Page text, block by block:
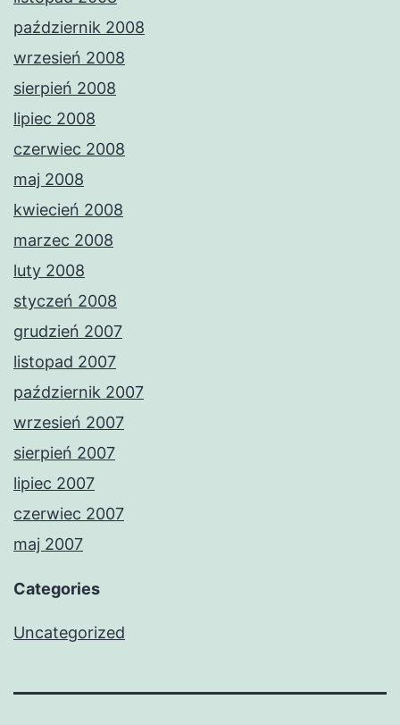
październik 2008
wrzesień 2008
sierpień 2008
lipiec 2008
czerwiec 2008
maj 2008
kwiecień 2008
marzec 2008
luty 2008
styczeń 2008
grudzień 2007
listopad 2007
październik 2007
wrzesień 2007
sierpień 2007
lipiec 2007
czerwiec 2007
maj 2007
Categories
Uncategorized